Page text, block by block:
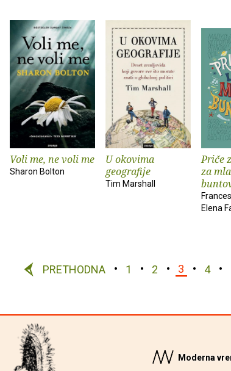
Voli me, ne voli me
Sharon Bolton
U okovima
geografije
Tim Marshall
Priče
za
Elena
PRETHODNA 1 2 3 4
Moderna